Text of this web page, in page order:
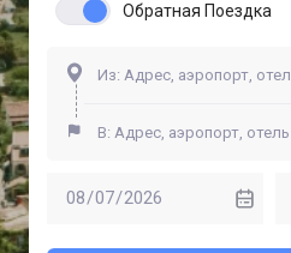
Обратная Поездка